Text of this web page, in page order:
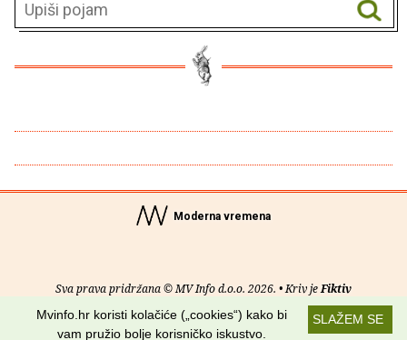
Moderna vremena
Sva prava pridržana © MV Info d.o.o. 2026. • Kriv jeFiktiv
Uvjeti korištenja RSS kanaliSLAŽEM SE
Mvinfo.hr koristi kolačiće („cookies“) kako bi
vam pružio bolje korisničko iskustvo.